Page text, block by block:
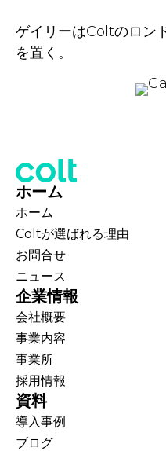
ゲイリーはColtのロン
を置く。
ホーム
ホーム
Coltが選ばれる理由
お問合せ
ニュース
企業情報
会社概要
事業内容
事業所
採用情報
資料
導入事例
ブログ